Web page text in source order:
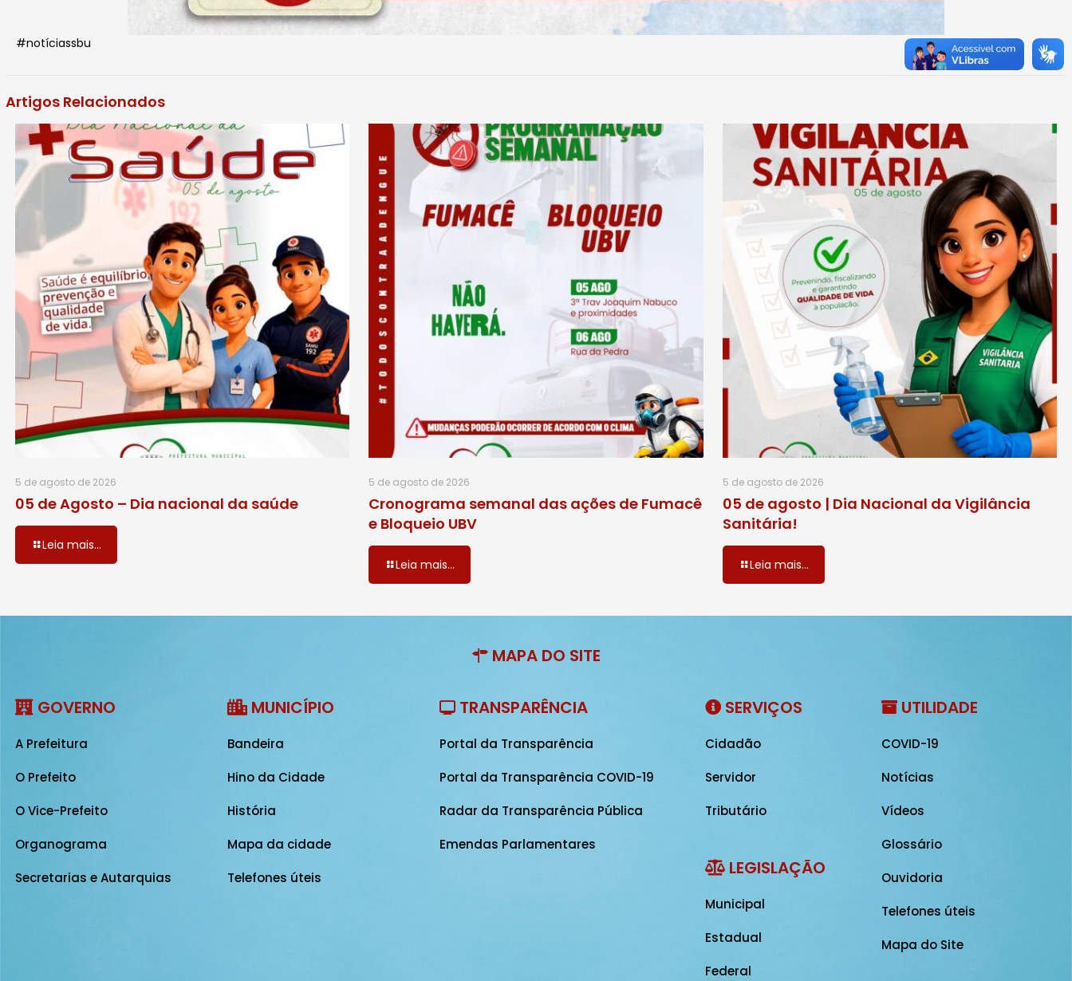
#notíciassbu
Artigos Relacionados
5 de agosto de 2026
05 de Agosto – Dia nacional da saúde
Leia mais...
5 de agosto de 2026
Cronograma semanal das ações de Fumacê
e Bloqueio UBV
Leia mais...
5 de agosto de 2026
05 de agosto | Dia Nacional da Vigilância
Sanitária!
Leia mais...
MAPA DO SITE
GOVERNO
A Prefeitura
O Prefeito
O Vice-Prefeito
Organograma
Secretarias e Autarquias
MUNICÍPIO
Bandeira
Hino da Cidade
História
Mapa da cidade
Telefones úteis
TRANSPARÊNCIA
Portal da Transparência
Portal da Transparência COVID-19
Radar da Transparência Pública
Emendas Parlamentares
SERVIÇOS
Cidadão
Servidor
Tributário
LEGISLAÇÃO
Municipal
Estadual
Federal
UTILIDADE
COVID-19
Notícias
Vídeos
Glossário
Ouvidoria
Telefones úteis
Mapa do Site